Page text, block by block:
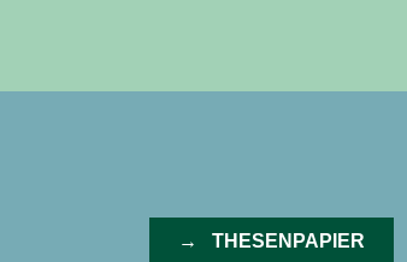
→ THESENPAPIER